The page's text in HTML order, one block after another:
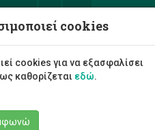
cookies
cookies για να εξασφαλίσει
καθορίζεται εδώ.